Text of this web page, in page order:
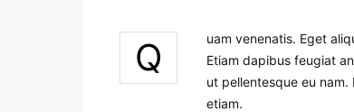
Q
uam venenatis. Eget
Etiam dapibus feugiat
ut pellentesque eu
etiam.